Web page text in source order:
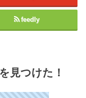
feedly
見つけた！